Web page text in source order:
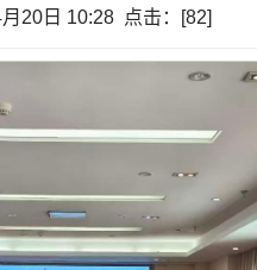
20日 10:28 点击：[82]